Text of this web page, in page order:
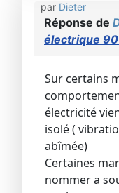
par Dieter
Réponse de
électrique
Sur certains
électricité
isolé (
abîmée)
Certaines
nommer a